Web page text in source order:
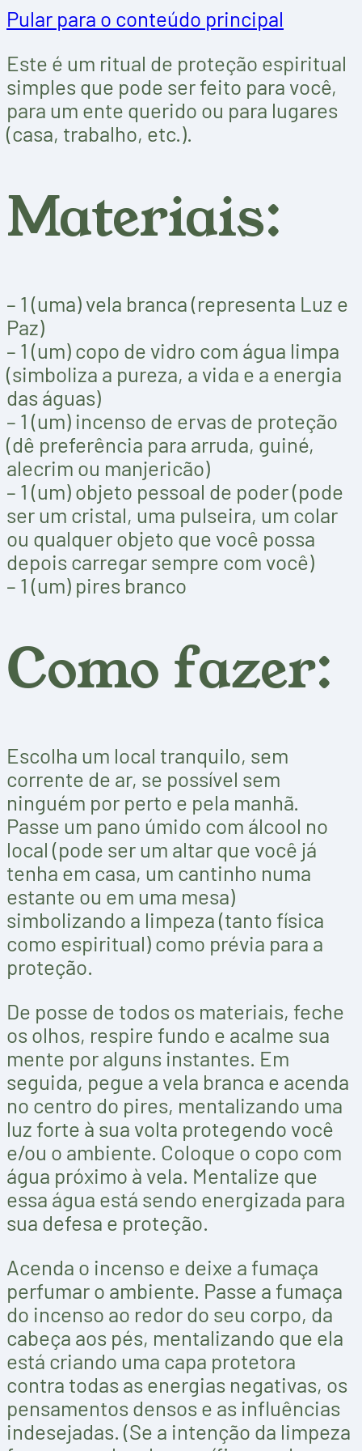
Pular para o conteúdo principal
Este é um ritual de proteção espiritual
simples que pode ser feito para você,
para um ente querido ou para lugares
(casa, trabalho, etc.).
Materiais:
– 1 (uma) vela branca (representa Luz e
Paz)
– 1 (um) copo de vidro com água limpa
(simboliza a pureza, a vida e a energia
das águas)
– 1 (um) incenso de ervas de proteção
(dê preferência para arruda, guiné,
alecrim ou manjericão)
– 1 (um) objeto pessoal de poder (pode
ser um cristal, uma pulseira, um colar
ou qualquer objeto que você possa
depois carregar sempre com você)
– 1 (um) pires branco
Como fazer:
Escolha um local tranquilo, sem
corrente de ar, se possível sem
ninguém por perto e pela manhã.
Passe um pano úmido com álcool no
local (pode ser um altar que você já
tenha em casa, um cantinho numa
estante ou em uma mesa)
simbolizando a limpeza (tanto física
como espiritual) como prévia para a
proteção.
De posse de todos os materiais, feche
os olhos, respire fundo e acalme sua
mente por alguns instantes. Em
seguida, pegue a vela branca e acenda
no centro do pires, mentalizando uma
luz forte à sua volta protegendo você
e/ou o ambiente. Coloque o copo com
água próximo à vela. Mentalize que
essa água está sendo energizada para
sua defesa e proteção.
Acenda o incenso e deixe a fumaça
perfumar o ambiente. Passe a fumaça
do incenso ao redor do seu corpo, da
cabeça aos pés, mentalizando que ela
está criando uma capa protetora
contra todas as energias negativas, os
pensamentos densos e as influências
indesejadas. (Se a intenção da limpeza